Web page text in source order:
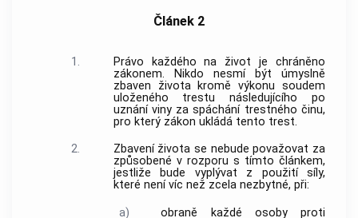
Článek 2
1.
Právo každého na život je chráněno
zákonem. Nikdo nesmí být úmyslně
zbaven života kromě výkonu soudem
uloženého trestu následujícího po
uznání viny za spáchání trestného činu,
pro který zákon ukládá tento trest.
2.
Zbavení života se nebude považovat za
způsobené v rozporu s tímto článkem,
jestliže bude vyplývat z použití síly,
které není víc než zcela nezbytné, při:
a) obraně každé osoby proti